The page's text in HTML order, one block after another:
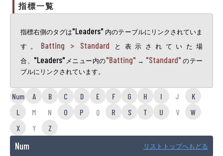
指標一覧
指標右側のタグは"Leaders" 内のテーブルにリンクされていま
す。 Batting > Standard と表示されていた場
合、 "Leaders"メニュー内の"Batting" → "Standard" のテー
ブルにリンクされています。
Num A B C D E F G H I J
K
L
M N O P Q R S T U V
W
X
Y Z
Num リストトップへもどる